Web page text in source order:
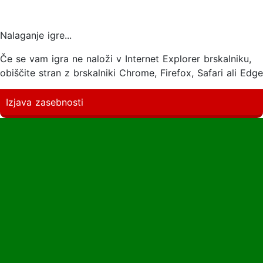
Nalaganje igre...
Če se vam igra ne naloži v Internet Explorer brskalniku,
obiščite stran z brskalniki Chrome, Firefox, Safari ali Edge
Izjava zasebnosti